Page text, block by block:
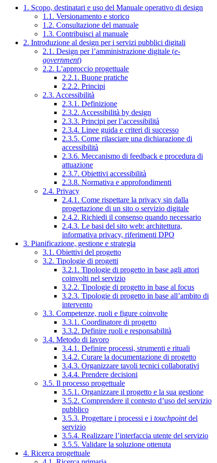
1. Scopo, destinatari e uso del Manuale operativo di design
1.1. Versionamento e storico
1.2. Consultazione del manuale
1.3. Contribuisci al manuale
2. Introduzione al design per i servizi pubblici digitali
2.1. Design per l’amministrazione digitale (e-
government)
2.2. L’approccio progettuale
2.2.1. Buone pratiche
2.2.2. Principi
2.3. Accessibilità
2.3.1. Definizione
2.3.2. Accessibilità by design
2.3.3. Principi per l’accessibilità
2.3.4. Linee guida e criteri di successo
2.3.5. Come rilasciare una dichiarazione di
accessibilità
2.3.6. Meccanismo di feedback e procedura di
attuazione
2.3.7. Obiettivi accessibilità
2.3.8. Normativa e approfondimenti
2.4. Privacy
2.4.1. Come rispettare la privacy sin dalla
progettazione di un sito o servizio digitale
2.4.2. Richiedi il consenso quando necessario
2.4.3. Le basi del sito web: architettura,
informativa privacy, riferimenti DPO
3. Pianificazione, gestione e strategia
3.1. Obiettivi del progetto
3.2. Tipologie di progetti
3.2.1. Tipologie di progetto in base agli attori
coinvolti nel servizio
3.2.2. Tipologie di progetto in base al focus
3.2.3. Tipologie di progetto in base all’ambito di
intervento
3.3. Competenze, ruoli e figure coinvolte
3.3.1. Coordinatore di progetto
3.3.2. Definire ruoli e responsabilità
3.4. Metodo di lavoro
3.4.1. Definire processi, strumenti e rituali
3.4.2. Curare la documentazione di progetto
3.4.3. Organizzare tavoli tecnici collaborativi
3.4.4. Prendere decisioni
3.5. Il processo progettuale
3.5.1. Organizzare il progetto e la sua gestione
3.5.2. Comprendere il contesto d’uso del servizio
pubblico
3.5.3. Progettare i processi e i touchpointdel
servizio
3.5.4. Realizzare l’interfaccia utente del servizio
3.5.5. Validare la soluzione ottenuta
4. Ricerca progettuale